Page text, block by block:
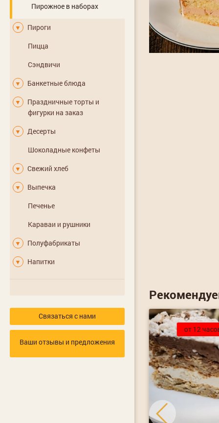
Пирожное в наборах
▼
Пироги
Пицца
Сэндвичи
▼ Банкетные блюда
▼
Праздничные торты и
фигурки на заказ
▼
Десерты
Шоколадные конфеты
▼ Свежий хлеб
▼
Выпечка
Печенье
Караваи и рушники
▼ Полуфабрикаты
▼ Напитки
Связаться с нами
Ваши отзывы и предложения
от 12 часов от 12